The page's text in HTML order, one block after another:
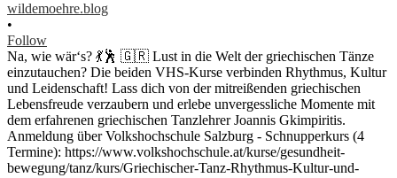
wildemoehre.blog
•
Follow
Na, wie wär‘s? 💃🕺 🇬🇷 Lust in die Welt der griechischen Tänze
einzutauchen? Die beiden VHS-Kurse verbinden Rhythmus, Kultur
und Leidenschaft! Lass dich von der mitreißenden griechischen
Lebensfreude verzaubern und erlebe unvergessliche Momente mit
dem erfahrenen griechischen Tanzlehrer Joannis Gkimpiritis.
Anmeldung über Volkshochschule Salzburg - Schnupperkurs (4
Termine): https://www.volkshochschule.at/kurse/gesundheit-
bewegung/tanz/kurs/Griechischer-Tanz-Rhythmus-Kultur-und-